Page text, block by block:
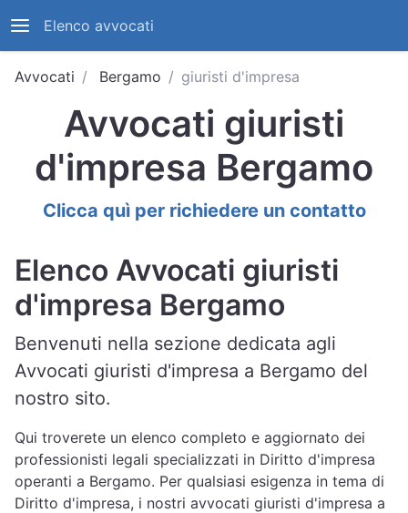
Elenco avvocati
Avvocati Bergamo giuristi d'impresa
Avvocati giuristi
d'impresa Bergamo
Clicca quì per richiedere un contatto
Elenco Avvocati giuristi
d'impresa Bergamo
Benvenuti nella sezione dedicata agli
Avvocati giuristi d'impresa a Bergamo del
nostro sito.
Qui troverete un elenco completo e aggiornato dei
professionisti legali specializzati in Diritto d'impresa
operanti a Bergamo. Per qualsiasi esigenza in tema di
Diritto d'impresa, i nostri avvocati giuristi d'impresa a